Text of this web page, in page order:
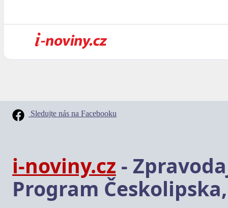
Sledujte nás na Facebooku
i-noviny.cz -
Program